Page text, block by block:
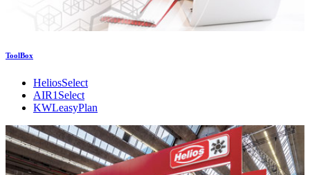
ToolBox
HeliosSelect
AIR1Select
KWLeasyPlan